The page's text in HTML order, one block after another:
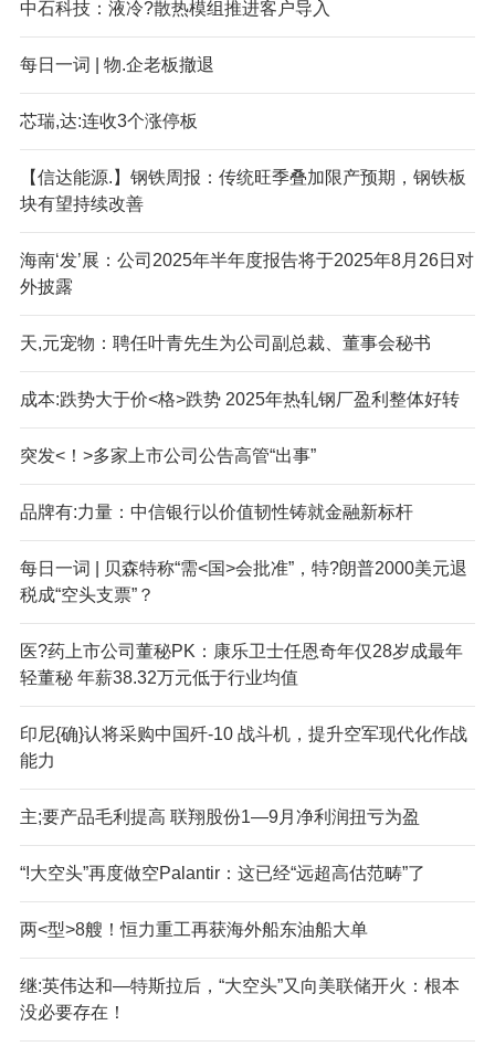
中石科技：液冷?散热模组推进客户导入
每日一词 | 物.企老板撤退
芯瑞,达:连收3个涨停板
【信达能源.】钢铁周报：传统旺季叠加限产预期，钢铁板
块有望持续改善
海南‘发’展：公司2025年半年度报告将于2025年8月26日对
外披露
天,元宠物：聘任叶青先生为公司副总裁、董事会秘书
成本:跌势大于价<格>跌势 2025年热轧钢厂盈利整体好转
突发<！>多家上市公司公告高管“出事”
品牌有:力量：中信银行以价值韧性铸就金融新标杆
每日一词 | 贝森特称“需<国>会批准”，特?朗普2000美元退
税成“空头支票”？
医?药上市公司董秘PK：康乐卫士任恩奇年仅28岁成最年
轻董秘 年薪38.32万元低于行业均值
印尼{确}认将采购中国歼-10 战斗机，提升空军现代化作战
能力
主;要产品毛利提高 联翔股份1—9月净利润扭亏为盈
“!大空头”再度做空Palantir：这已经“远超高估范畴”了
两<型>8艘！恒力重工再获海外船东油船大单
继:英伟达和—特斯拉后，“大空头”又向美联储开火：根本
没必要存在！